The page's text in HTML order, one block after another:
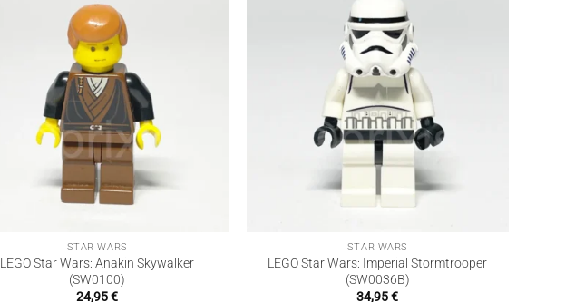
STAR WARS
LEGO Star Wars: Anakin Skywalker
(SW0100)
24,95€
STAR WARS
LEGO Star Wars: Imperial Stormtrooper
(SW0036B)
34,95€